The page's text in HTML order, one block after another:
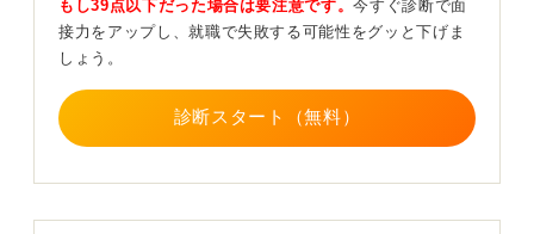
もし39点以下だった場合は要注意です。今すぐ診断で面
接力をアップし、就職で失敗する可能性をグッと下げま
しょう。
診断スタート（無料）